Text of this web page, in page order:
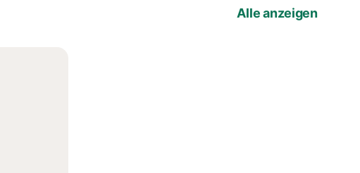
Alle anzeigen